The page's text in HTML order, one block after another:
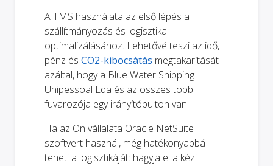
A TMS használata az első lépés a
szállítmányozás és logisztika
optimalizálásához. Lehetővé teszi az idő,
pénz és CO2-kibocsátás megtakarítását
azáltal, hogy a Blue Water Shipping
Unipessoal Lda és az összes többi
fuvarozója egy irányítópulton van.
Ha az Ön vállalata Oracle NetSuite
szoftvert használ, még hatékonyabbá
teheti a logisztikáját: hagyja el a kézi